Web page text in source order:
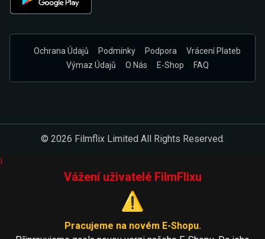
Ochrana Údajů Podmínky Podpora
Vrácení Plateb
Výmaz Údajů
O Nás E-Shop FAQ
© 2026 Filmflix Limited All Rights Reserved.
i
Vážení uživatelé FilmFlixu
⚠️
Pracujeme na novém E-Shopu.